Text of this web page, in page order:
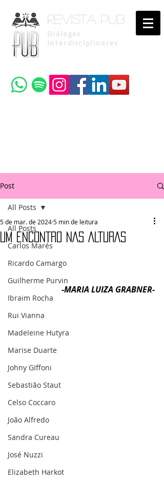
Revista pub
Diálogos
Interdisciplinares
Post
All Posts
Carlos Marés
Ricardo Camargo
Guilherme Purvin
Ibraim Rocha
Rui Vianna
Madeleine Hutyra
Marise Duarte
Johny GIffoni
Sebastião Staut
Celso Coccaro
João Alfredo
Sandra Cureau
José Nuzzi
Elizabeth Harkot
All Posts
UM ENCONTRO NAS ALTURAS
5 de mar. de 20245 min de leitura
-MARIA LUIZA GRABNER-